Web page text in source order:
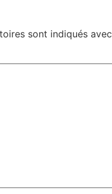
sont indiqués avec